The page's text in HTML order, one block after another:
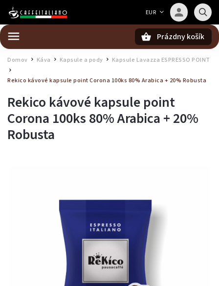
EUR
Prázdny košík
Domov Káva Kapsule a pody
Kapsule Lavazza ESPRESSO POINT
/
Rekico kávové kapsule point Corona 100ks 80% Arabica + 20% Robusta
Rekico kávové kapsule point
Corona 100ks 80% Arabica + 20%
Robusta
Barista — poradca Caffeitaliano